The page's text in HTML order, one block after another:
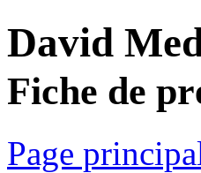
David
Fiche de
Page